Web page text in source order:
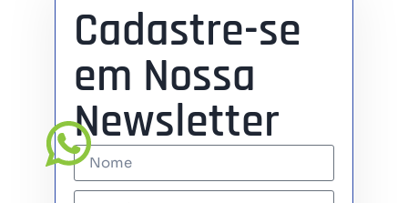
Cadastre-se
em Nossa
Newsletter